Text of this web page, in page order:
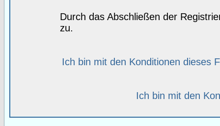
Durch das Abschließen der
zu.
Ich bin mit den Konditionen dieses
Ich bin mit den